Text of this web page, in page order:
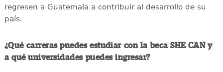
regresen a Guatemala a contribuir al desarrollo de su
país.
¿Qué carreras puedes estudiar con la beca SHE CAN y
a qué universidades puedes ingresar?